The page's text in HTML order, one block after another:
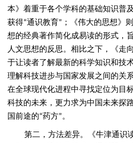
本》着重于各个学科的基础知识普
获得“通识教育” ；《伟大的思想》
想的经典著作简化成易读的形式，
人文思想的反思。相比之下，《走
于让读者了解最新的科学知识和技
理解科技进步与国家发展之间的关
在全球现代化进程中寻找定位为目
科技的未来，更力求为中国未来探
国前途的“药方”。
第二，方法差异。《牛津通识